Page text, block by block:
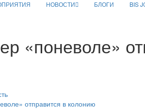
НОВОСТИ БЛОГИ BIS
«поневоле»
отправится в колонию